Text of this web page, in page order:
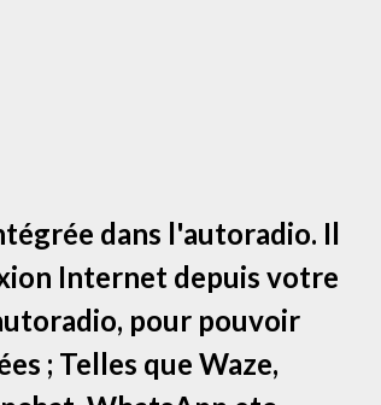
dans l'autoradio. Il
Internet depuis votre
pour pouvoir
; Telles que Waze,